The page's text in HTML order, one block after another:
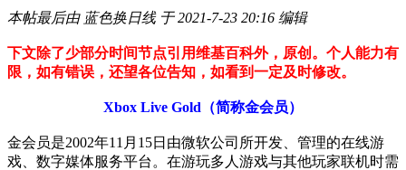
本帖最后由 蓝色换日线 于 2021-7-23 20:16 编辑
下文除了少部分时间节点引用维基百科外，原创。个人能力有
限，如有错误，还望各位告知，如看到一定及时修改。
Xbox Live Gold（简称金会员）
金会员是2002年11月15日由微软公司所开发、管理的在线游
戏、数字媒体服务平台。在游玩多人游戏与其他玩家联机时需